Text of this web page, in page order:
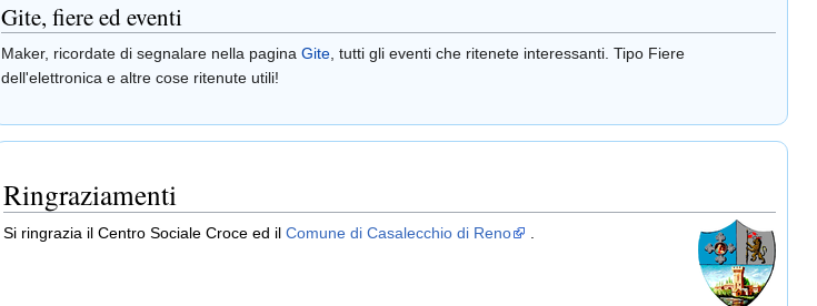
Gite, fiere ed eventi
Maker, ricordate di segnalare nella pagina Gite, tutti gli eventi che ritenete interessanti. Tipo Fiere
dell'elettronica e altre cose ritenute utili!
Ringraziamenti
Si ringrazia il Centro Sociale Croce ed il Comune di Casalecchio di Reno